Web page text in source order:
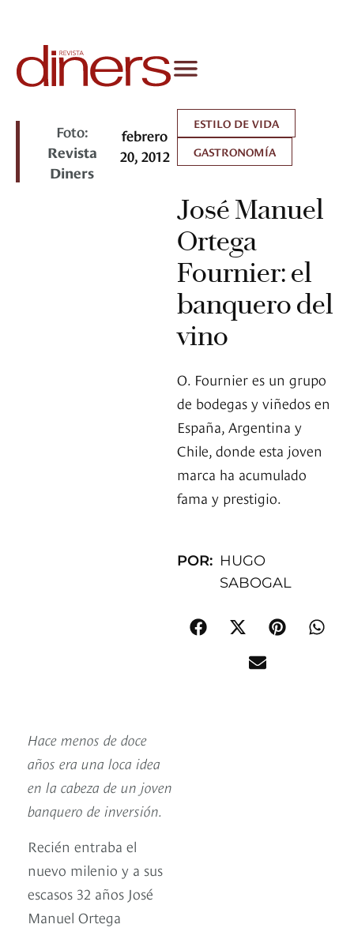
Foto:
Revista
Diners
febrero
20, 2012
ESTILO DE VIDA
GASTRONOMÍA
José Manuel
Ortega
Fournier: el
banquero del
vino
O. Fournier es un grupo
de bodegas y viñedos en
España, Argentina y
Chile, donde esta joven
marca ha acumulado
fama y prestigio.
POR: HUGO
SABOGAL
Hace menos de doce
años era una loca idea
en la cabeza de un joven
banquero de inversión.
Recién entraba el
nuevo milenio y a sus
escasos 32 años José
Manuel Ortega